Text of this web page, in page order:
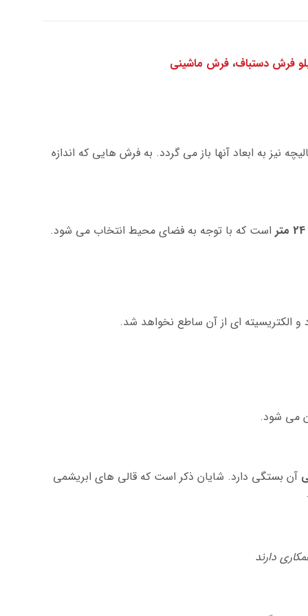
فرش دستباف،فرش ماشینی
نیز به ابعاد آنها باز می گردد. به فرش هایی که اندازه
است که با توجه به فضای محیط انتخاب می شود.
آن بستگی دارد. شایان ذکر است که قالی های ابریشمی
دارند